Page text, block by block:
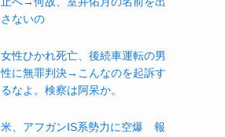
さないの
女性ひかれ死亡、後続車運転の男
性に無罪判決→こんなのを起訴す
るなよ。検察は阿呆か。
米、アフガンIS系勢力に空爆 報